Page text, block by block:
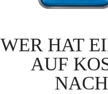
WER HAT
AUF